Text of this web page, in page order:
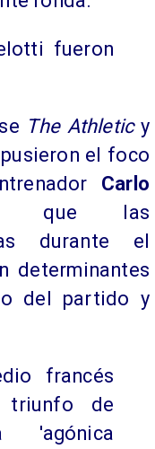
fueron
The Athleticy
el foco
Carlo
que las
durante el
determinantes
del partido y
francés
triunfo de
'agónica